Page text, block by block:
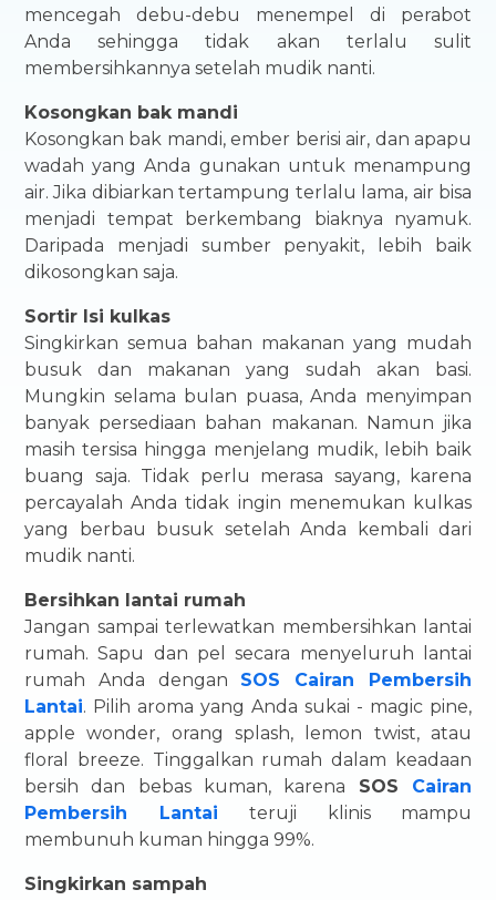
mencegah debu-debu menempel di perabot
Anda sehingga tidak akan terlalu sulit
membersihkannya setelah mudik nanti.
Kosongkan bak mandi
Kosongkan bak mandi, ember berisi air, dan apapu
wadah yang Anda gunakan untuk menampung
air. Jika dibiarkan tertampung terlalu lama, air bisa
menjadi tempat berkembang biaknya nyamuk.
Daripada menjadi sumber penyakit, lebih baik
dikosongkan saja.
Sortir Isi kulkas
Singkirkan semua bahan makanan yang mudah
busuk dan makanan yang sudah akan basi.
Mungkin selama bulan puasa, Anda menyimpan
banyak persediaan bahan makanan. Namun jika
masih tersisa hingga menjelang mudik, lebih baik
buang saja. Tidak perlu merasa sayang, karena
percayalah Anda tidak ingin menemukan kulkas
yang berbau busuk setelah Anda kembali dari
mudik nanti.
Bersihkan lantai rumah
Jangan sampai terlewatkan membersihkan lantai
rumah. Sapu dan pel secara menyeluruh lantai
rumah Anda dengan SOS Cairan Pembersih
Lantai. Pilih aroma yang Anda sukai - magic pine,
apple wonder, orang splash, lemon twist, atau
floral breeze. Tinggalkan rumah dalam keadaan
bersih dan bebas kuman, karena SOS Cairan
Pembersih Lantai
teruji klinis mampu
membunuh kuman hingga 99%.
Singkirkan sampah